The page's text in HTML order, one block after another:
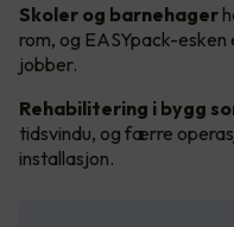
Skoler og barnehager
rom, og EASYpack-
jobber.
Rehabilitering i bygg
tidsvindu, og færre
installasjon.